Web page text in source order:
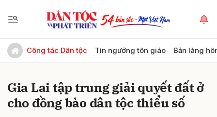
Công tác Dân tộc Tín ngưỡng tôn giáo Bản làng
Gia Lai tập trung giải quyết đất ở
cho đồng bào dân tộc thiểu số
Gửi bình luận